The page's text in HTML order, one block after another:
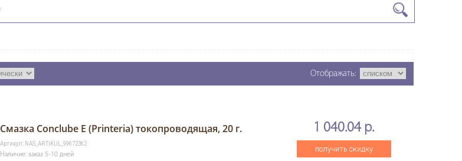
Отображать:
Смазка Conclube E (Printeria) токопроводящая, 20 г.
Артикул: NAS_ARTIKUL_99672362
Наличие: заказ 5-10 дней
1 040.04 р.
получить скидку